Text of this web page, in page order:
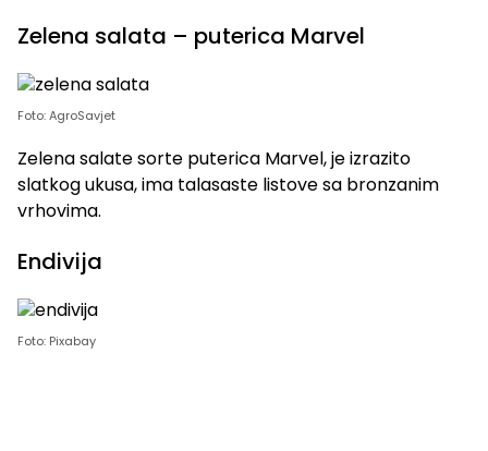
Zelena salata – puterica Marvel
Foto: AgroSavjet
Zelena salate sorte puterica Marvel, je izrazito
slatkog ukusa, ima talasaste listove sa bronzanim
vrhovima.
Endivija
Foto: Pixabay